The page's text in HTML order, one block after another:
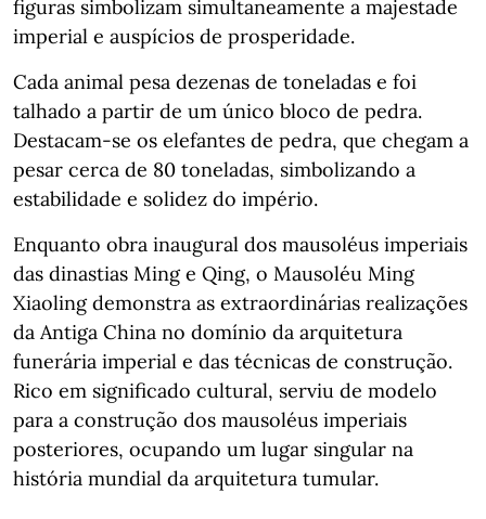
figuras simbolizam simultaneamente a majestade
imperial e auspícios de prosperidade.
Cada animal pesa dezenas de toneladas e foi
talhado a partir de um único bloco de pedra.
Destacam-se os elefantes de pedra, que chegam a
pesar cerca de 80 toneladas, simbolizando a
estabilidade e solidez do império.
Enquanto obra inaugural dos mausoléus imperiais
das dinastias Ming e Qing, o Mausoléu Ming
Xiaoling demonstra as extraordinárias realizações
da Antiga China no domínio da arquitetura
funerária imperial e das técnicas de construção.
Rico em significado cultural, serviu de modelo
para a construção dos mausoléus imperiais
posteriores, ocupando um lugar singular na
história mundial da arquitetura tumular.